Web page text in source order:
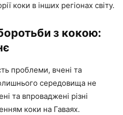
коки в інших регіонах світу.
з кокою:
проблеми, вчені та
середовища не
та впроваджені різні
коки на Гаваях.